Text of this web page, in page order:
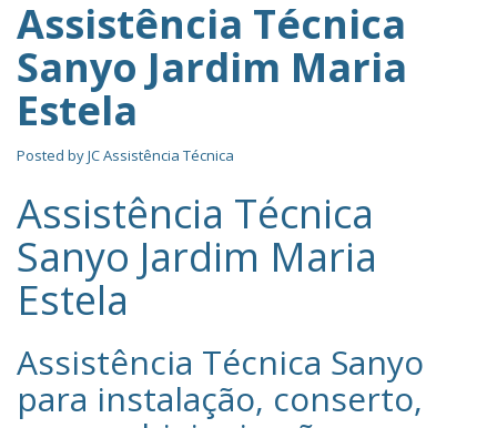
Assistência Técnica
Sanyo Jardim Maria
Estela
Posted byJC Assistência Técnica
Assistência Técnica
Sanyo Jardim Maria
Estela
Assistência Técnica Sanyo‎
para instalação, conserto,